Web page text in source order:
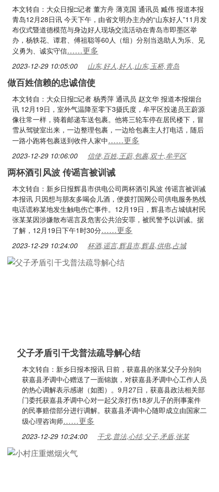
本文转自：大众日报□记者 董方舟 薄克国 通讯员 臧伟 报道本报
青岛12月28日讯 今天下午，由省文明办主办的“山东好人”11月发
布仪式暨道德模范与身边好人现场交流活动在青岛市即墨区举
办，杨轶花、谭君、傅祖聪等60人（组）分别当选助人为乐、见
义勇为、诚实守信……更多
2023-12-29 10:05:00 山东,好人,好人,山东,玉桥,青岛
做百姓信赖的忠诚信使
本文转自：大众日报□记者 杨秀萍 通讯员 赵文华 报道本报烟台
讯 12月19日，室外气温降至零下3摄氏度，牟平区投递员王蔚源
像往常一样，骑着邮递车送包裹。他将三轮车停在居民楼下，冒
雪从驾驶室出来，一边整理包裹，一边给包裹主人打电话，随后
一路小跑将包裹送到收件人家中……更多
2023-12-29 10:06:00 信使,百姓,王蔚,包裹,双十,牟平区
两杯酒引风波 传谣言被训诫
本文转自：新乡日报辉县市供电公司两杯酒引风波 传谣言被训诫
本报讯 只因想与朋友多喝会儿酒，便拨打国网公司供电服务热线
电话谎称某地发生触电伤亡事件。12月19日，辉县市占城镇村民
张某某因涉嫌散布谣言及危害公共治安罪，被民警予以训诫。据
了解，12月19日下午1时30分……更多
2023-12-29 10:24:00 杯酒,谣言,辉县市,辉县,供电,占城
父子矛盾引干戈普法疏导解心结
本文转自：新乡日报本报讯 日前，获嘉县的张某父子分别向
获嘉县矛调中心赠送了一面锦旗，对获嘉县矛调中心工作人员
的热心调解表示感谢（如图）。9月27日，获嘉县政法相关部
门委托获嘉县矛调中心对一起父亲打伤18岁儿子的刑事案件
的民事赔偿部分进行调解。获嘉县矛调中心随即成立由国家二
级心理咨询师……更多
2023-12-29 10:24:00 干戈,普法,心结,父子,矛盾,张某